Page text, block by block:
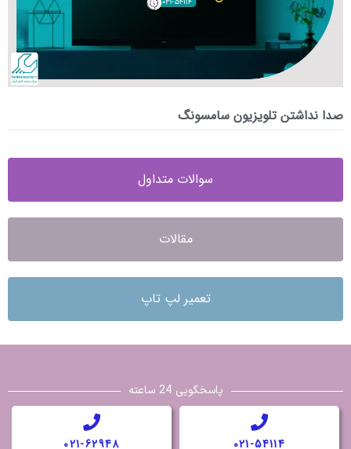
صدا نداشتن تلویزیون سامسونگ
سوالات متداول
مقالات
تعمیر لپ تاپ
پاسخگویی 24 ساعته
021-54114
021-62948